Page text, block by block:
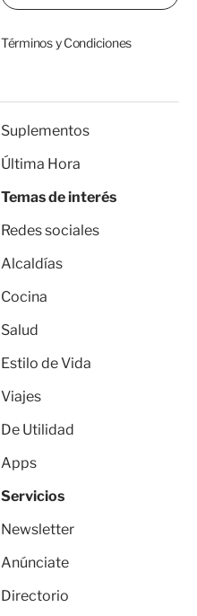
Términos y Condiciones
Suplementos
Última Hora
Temas de interés
Redes sociales
Alcaldías
Cocina
Salud
Estilo de Vida
Viajes
De Utilidad
Apps
Servicios
Newsletter
Anúnciate
Directorio